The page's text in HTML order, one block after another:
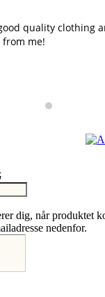
quality clothing
from me!
dig, når produktet
nedenfor.